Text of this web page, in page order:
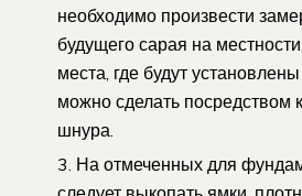
необходимо произвести
будущего сарая на
места, где будут
можно сделать посредством
шнура.
На отмеченных для